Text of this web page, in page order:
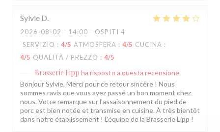
Sylvie D
2026-08-02 - 14:00 - OSPITI 4
SERVIZIO : 4/5 ATMOSFERA : 4/5 CUCINA :
4/5 QUALITÀ / PREZZO : 4/5
Brasserie Lipp ha risposto a questa recensione
Bonjour Sylvie, Merci pour ce retour sincère ! Nous
sommes ravis que vous ayez passé un bon moment chez
nous. Votre remarque sur l'assaisonnement du pied de
porc est bien notée et transmise en cuisine. À très bientôt
dans notre établissement ! L'équipe de la Brasserie Lipp !